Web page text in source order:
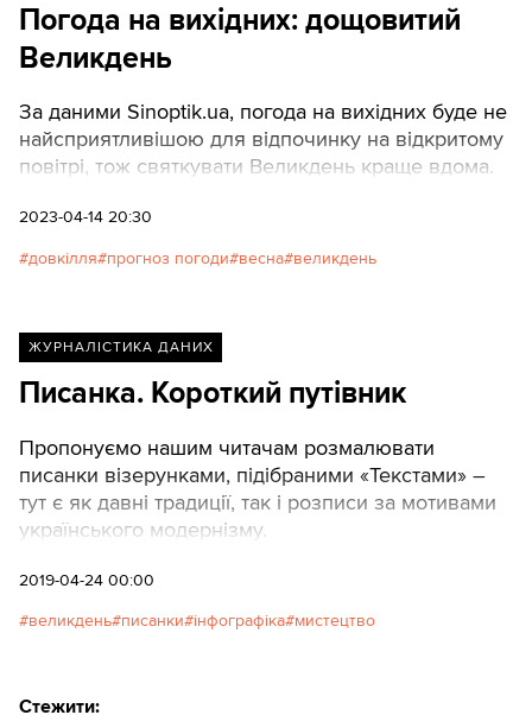
Погода на вихідних: дощовитий
Великдень
За даними Sinoptik.ua, погода на вихідних буде не
найсприятливішою для відпочинку на відкритому
повітрі, тож святкувати Великдень краще вдома.
2023-04-14 20:30
довкілля прогноз погоди весна великдень
ЖУРНАЛІСТИКА ДАНИХ
Писанка. Короткий путівник
Пропонуємо нашим читачам розмалювати
писанки візерунками, підібраними «Текстами» –
тут є як давні традиції, так і розписи за мотивами
українського модернізму.
2019-04-24 00:00
великдень писанки інфографіка мистецтво
Стежити: